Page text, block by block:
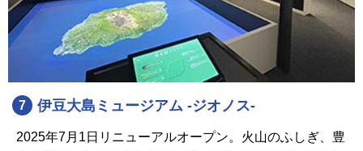
7 伊豆大島ミュージアム -ジオノス-
2025年7月1日リニューアルオープン。火山のふしぎ、豊